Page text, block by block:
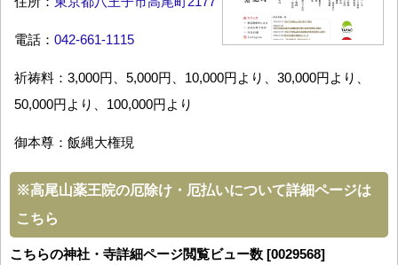
電話： 042-661-1115
祈祷料：3,000円、5,000円、10,000円より、30,000円より、
50,000円より、100,000円より
御本尊：飯縄大権現
※高尾山薬王院の厄除け・厄払いについて詳細ページは
こちら
こちらの神社・寺詳細ページ閲覧ビュー数 [0029568]